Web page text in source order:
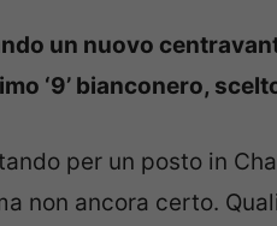
un nuovo
‘9’ bianconero,
per un posto in
non ancora certo.